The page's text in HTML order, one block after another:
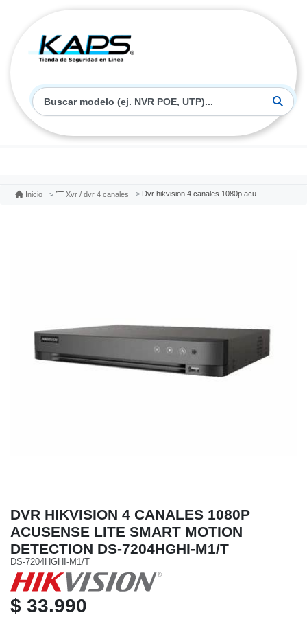
Inicio Xvr / dvr 4 canales Dvr hikvision 4 canales 1080p acusense lite smart motion detection ds-7204hghi-m1/t
DVR HIKVISION 4 CANALES 1080P
ACUSENSE LITE SMART MOTION
DETECTION DS-7204HGHI-M1/T
DS-7204HGHI-M1/T
$ 33.990